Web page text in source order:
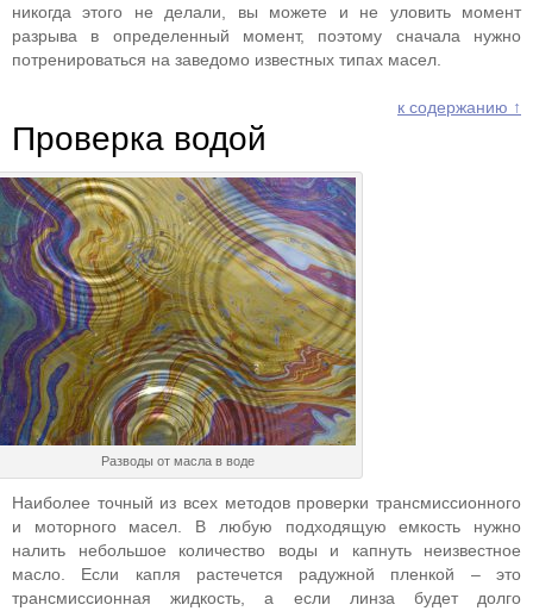
никогда этого не делали, вы можете и не уловить момент
разрыва в определенный момент, поэтому сначала нужно
потренироваться на заведомо известных типах масел.
к содержанию ↑
Проверка водой
Разводы от масла в воде
Наиболее точный из всех методов проверки трансмиссионного
и моторного масел. В любую подходящую емкость нужно
налить небольшое количество воды и капнуть неизвестное
масло. Если капля растечется радужной пленкой – это
трансмиссионная жидкость, а если линза будет долго